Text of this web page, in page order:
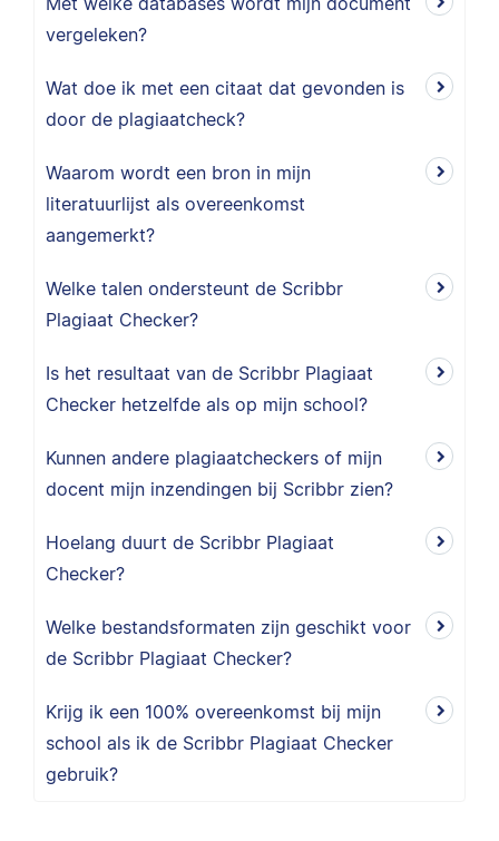
vergeleken?
Wat doe ik met een citaat dat gevonden is
door de plagiaatcheck?
Waarom wordt een bron in mijn
literatuurlijst als overeenkomst
aangemerkt?
Welke talen ondersteunt de Scribbr
Plagiaat Checker?
Is het resultaat van de Scribbr Plagiaat
Checker hetzelfde als op mijn school?
Kunnen andere plagiaatcheckers of mijn
docent mijn inzendingen bij Scribbr zien?
Hoelang duurt de Scribbr Plagiaat
Checker?
Welke bestandsformaten zijn geschikt voor
de Scribbr Plagiaat Checker?
Krijg ik een 100% overeenkomst bij mijn
school als ik de Scribbr Plagiaat Checker
gebruik?